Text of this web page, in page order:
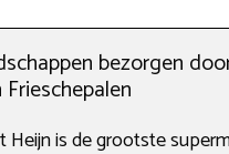
bezorgen
Frieschepalen
Heijn is de grootste